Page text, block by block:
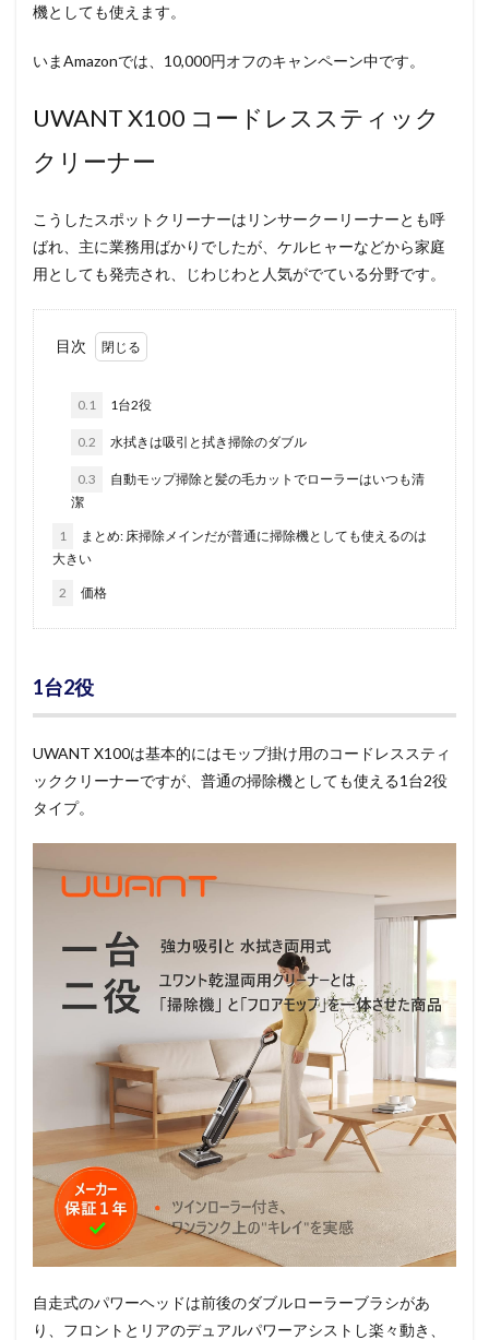
機としても使えます。
いまAmazonでは、10,000円オフのキャンペーン中です。
UWANT X100 コードレススティック
クリーナー
こうしたスポットクリーナーはリンサークーリーナーとも呼
ばれ、主に業務用ばかりでしたが、ケルヒャーなどから家庭
用としても発売され、じわじわと人気がでている分野です。
目次
0.1 1台2役
0.2 水拭きは吸引と拭き掃除のダブル
0.3
自動モップ掃除と髪の毛カットでローラーはいつも清
潔
1
まとめ: 床掃除メインだが普通に掃除機としても使えるのは
大きい
2 価格
1台2役
UWANT X100は基本的にはモップ掛け用のコードレススティ
ッククリーナーですが、普通の掃除機としても使える1台2役
タイプ。
自走式のパワーヘッドは前後のダブルローラーブラシがあ
り、フロントとリアのデュアルパワーアシストし楽々動き、